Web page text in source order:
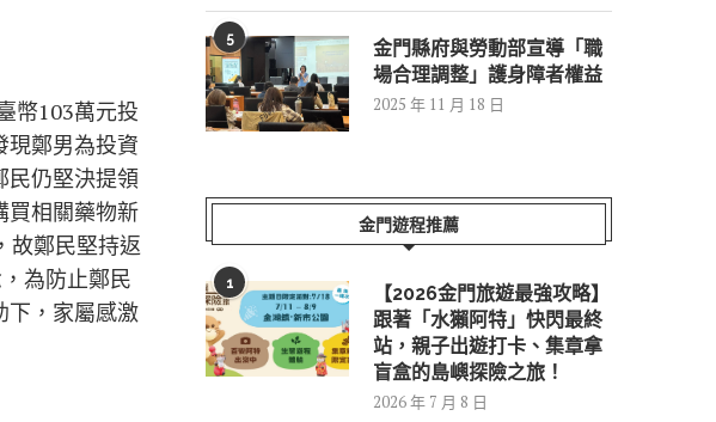
幣103萬元投
現鄭男為投資
民仍堅決提領
買相關藥物新
故鄭民堅持返
為防止鄭民
下，家屬感激
5
金門縣府與勞動部宣導「職
場合理調整」護身障者權益
2025 年 11 月 18 日
金門遊程推薦
1
【2026金門旅遊最強攻略】
跟著「水獺阿特」快閃最終
站，親子出遊打卡、集章拿
盲盒的島嶼探險之旅！
2026 年 7 月 8 日